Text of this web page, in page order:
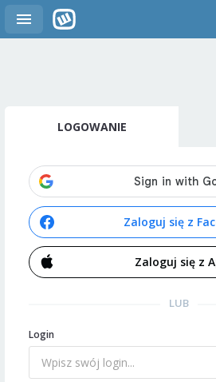
LOGOWANIE
Zaloguj się z
Zaloguj się z
LUB
Login